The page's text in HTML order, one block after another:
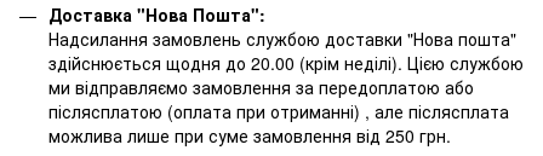
Доставка "Нова Пошта":
Надсилання замовлень службою доставки "Нова пошта"
здійснюється щодня до 20.00 (крім неділі). Цією службою
ми відправляємо замовлення за передоплатою або
післясплатою (оплата при отриманні) , але післясплата
можлива лише при суме замовлення від 250 грн.